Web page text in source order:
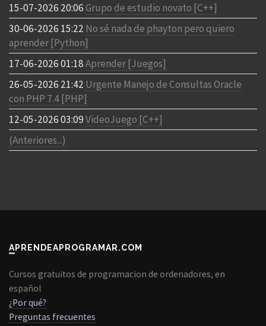
15-07-2026 20:06Grupo de estudio novato [C++]
30-06-2026 15:22 No sé nada de phayton pero quiero
aprender [Python]
17-06-2026 01:18Aprender [Juegos]
26-05-2026 21:42 Urgente Manejo de Consultas Oracle
con PHP 7.4 [PHP]
12-05-2026 03:09VideoJuego [C++]
(Anteriores...)
APRENDEAPROGRAMAR.COM
Cursos gratuitos de programacion de ordenadores, en
español
¿Por qué?
Preguntas frecuentes